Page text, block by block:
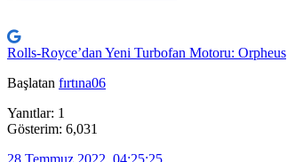
Rolls-Royce’dan Yeni Turbofan Motoru: Orpheus
Başlatan fırtına06
Yanıtlar: 1
Gösterim: 6,031